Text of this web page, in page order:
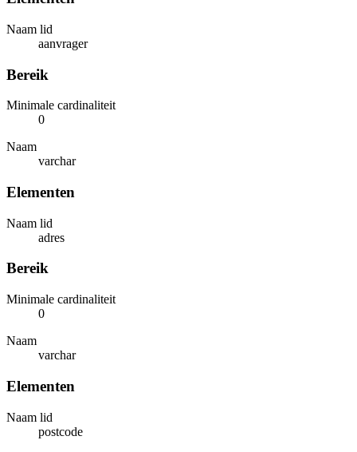
Naam lid
aanvrager
Bereik
Minimale cardinaliteit
0
Naam
varchar
Elementen
Naam lid
adres
Bereik
Minimale cardinaliteit
0
Naam
varchar
Elementen
Naam lid
postcode